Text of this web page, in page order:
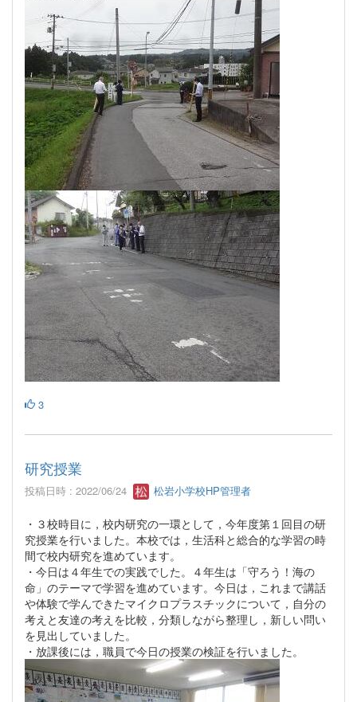
3
研究授業
投稿日時 : 2022/06/24 松岩小学校HP管理者
・３校時目に，校内研究の一環として，今年度第１回目の研
究授業を行いました。本校では，生活科と総合的な学習の時
間で校内研究を進めています。
・今日は４年生での実践でした。４年生は「守ろう！海の
命」のテーマで学習を進めています。今日は，これまで講話
や体験で学んできたマイクロプラスチックについて，自分の
考えと友達の考えを比較，分類しながら整理し，新しい問い
を見出していました。
・放課後には，職員で今日の授業の検証を行いました。